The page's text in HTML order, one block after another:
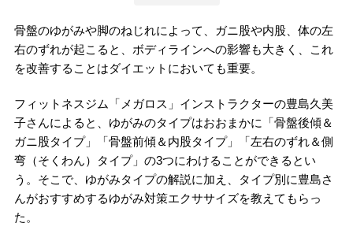
骨盤のゆがみや脚のねじれによって、ガニ股や内股、体の左
右のずれが起こると、ボディラインへの影響も大きく、これ
を改善することはダイエットにおいても重要。
フィットネスジム「メガロス」インストラクターの豊島久美
子さんによると、ゆがみのタイプはおおまかに「骨盤後傾＆
ガニ股タイプ」「骨盤前傾＆内股タイプ」「左右のずれ＆側
弯（そくわん）タイプ」の3つにわけることができるとい
う。そこで、ゆがみタイプの解説に加え、タイプ別に豊島さ
んがおすすめするゆがみ対策エクササイズを教えてもらっ
た。